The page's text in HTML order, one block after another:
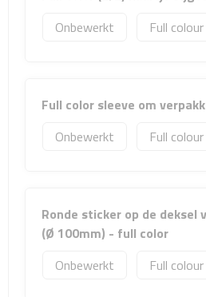
Fietstassen
Strandtassen
Picknick rugtassen
Onbewerkt
Full colour
Full color sleeve om
Onbewerkt
Full colour
Ronde sticker op de deksel
(Ø 100mm) - full color
Onbewerkt
Full colour